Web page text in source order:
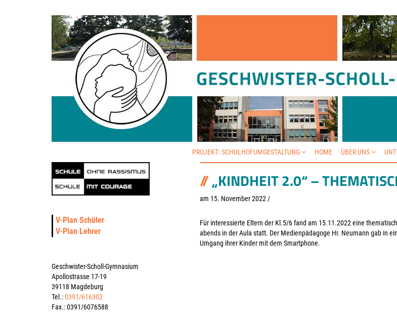
PROJEKT: SCHULHOFUMGESTALTUNG HOME ÜBER UNS
„KINDHEIT 2.0“ –
am 15. November 2022 /
Für interessierte Eltern der Kl.5/6 fand am 15.11.2022 eine
abends in der Aula statt. Der Medienpädagoge Hr. Neumann gab in
Umgang ihrer Kinder mit dem Smartphone.
V-Plan Schüler
V-Plan Lehrer
Geschwister-Scholl-Gymnasium
Apollostrasse 17-19
39118 Magdeburg
Tel.:0391/616302
Fax.: 0391/6076588